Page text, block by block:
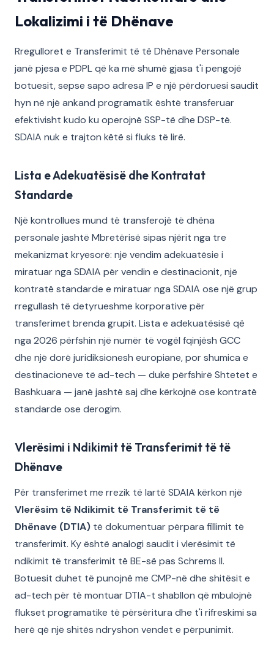
Lokalizimi i të Dhënave
Rregulloret e Transferimit të të Dhënave Personale
janë pjesa e PDPL që ka më shumë gjasa t'i pengojë
botuesit, sepse sapo adresa IP e një përdoruesi saudit
hyn në një ankand programatik është transferuar
efektivisht kudo ku operojnë SSP-të dhe DSP-të.
SDAIA nuk e trajton këtë si fluks të lirë.
Lista e Adekuatësisë dhe Kontratat
Standarde
Një kontrollues mund të transferojë të dhëna
personale jashtë Mbretërisë sipas njërit nga tre
mekanizmat kryesorë: një vendim adekuatësie i
miratuar nga SDAIA për vendin e destinacionit, një
kontratë standarde e miratuar nga SDAIA ose një grup
rregullash të detyrueshme korporative për
transferimet brenda grupit. Lista e adekuatësisë që
nga 2026 përfshin një numër të vogël fqinjësh GCC
dhe një dorë juridiksionesh europiane, por shumica e
destinacioneve të ad-tech — duke përfshirë Shtetet e
Bashkuara — janë jashtë saj dhe kërkojnë ose kontratë
standarde ose derogim.
Vlerësimi i Ndikimit të Transferimit të të
Dhënave
Për transferimet me rrezik të lartë SDAIA kërkon një
Vlerësim të Ndikimit të Transferimit të të
Dhënave (DTIA) të dokumentuar përpara fillimit të
transferimit. Ky është analogi saudit i vlerësimit të
ndikimit të transferimit të BE-së pas Schrems II.
Botuesit duhet të punojnë me CMP-në dhe shitësit e
ad-tech për të montuar DTIA-t shabllon që mbulojnë
flukset programatike të përsëritura dhe t'i rifreskimi sa
herë që një shitës ndryshon vendet e përpunimit.